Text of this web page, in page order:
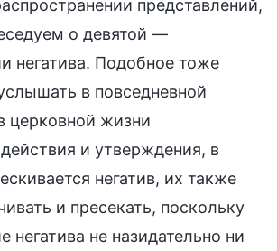
представлений,
о девятой —
негатива. Подобное тоже
в повседневной
церковной жизни
и утверждения, в
негатив, их также
и пресекать, поскольку
негатива не назидательно ни